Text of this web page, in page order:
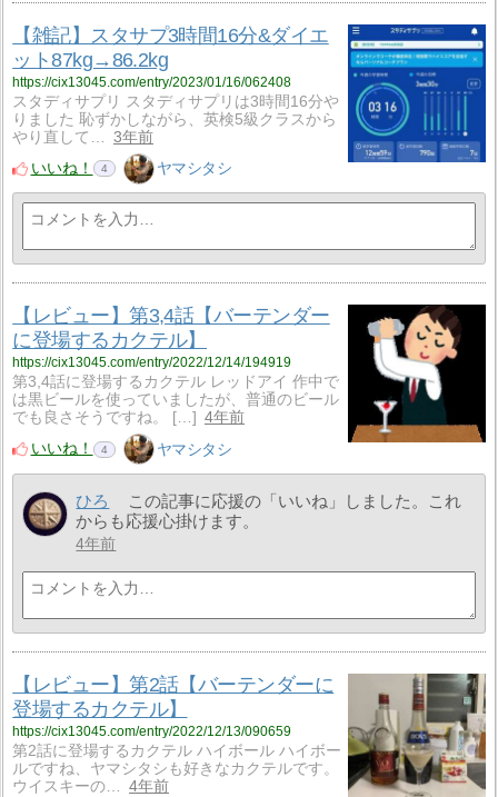
【雑記】スタサプ3時間16分&ダイエ
ット87kg→86.2kg
https://cix13045.com/entry/2023/01/16/062408
スタディサプリ スタディサプリは3時間16分や
りました 恥ずかしながら、英検5級クラスから
やり直して…
3年前
いいね！
4 ヤマシタシ
【レビュー】第3,4話【バーテンダー
に登場するカクテル】
https://cix13045.com/entry/2022/12/14/194919
第3,4話に登場するカクテル レッドアイ 作中で
は黒ビールを使っていましたが、普通のビール
でも良さそうですね。 […]
4年前
いいね！
4 ヤマシタシ
ひろ
この記事に応援の「いいね」しました。これ
からも応援心掛けます。
4年前
【レビュー】第2話【バーテンダーに
登場するカクテル】
https://cix13045.com/entry/2022/12/13/090659
第2話に登場するカクテル ハイボール ハイボー
ルですね、ヤマシタシも好きなカクテルです。
ウイスキーの…
4年前